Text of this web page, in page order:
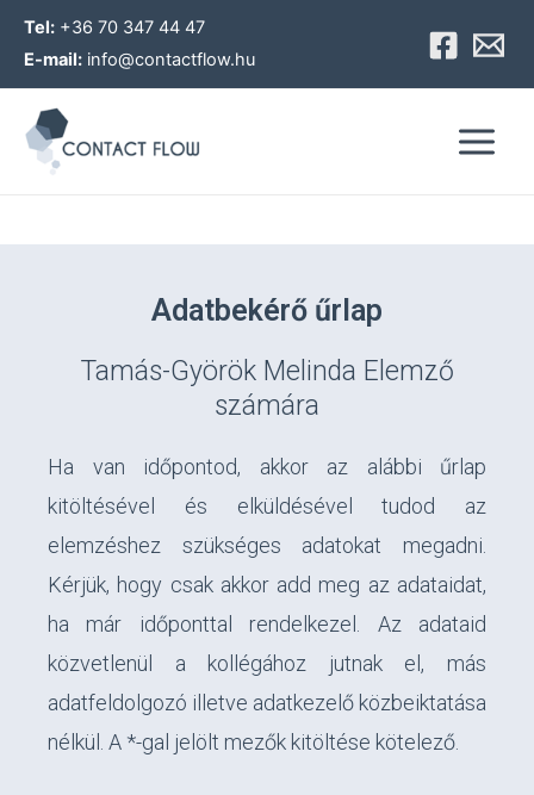
Tel: +36 70 347 44 47
E-mail: info@contactflow.hu
Menu
Adatbekérő űrlap
Tamás-Györök Melinda Elemző
számára
Ha van időpontod, akkor az alábbi űrlap
kitöltésével és elküldésével tudod az
elemzéshez szükséges adatokat megadni.
Kérjük, hogy csak akkor add meg az adataidat,
ha már időponttal rendelkezel. Az adataid
közvetlenül a kollégához jutnak el, más
adatfeldolgozó illetve adatkezelő közbeiktatása
nélkül. A *-gal jelölt mezők kitöltése kötelező.